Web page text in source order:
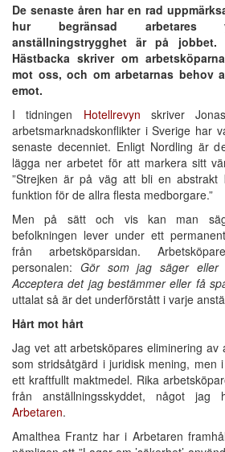
De senaste åren har en rad
hur begränsad arbetares
anställningstrygghet är på jobbet.
Hästbacka skriver om
mot oss, och om arbetarnas behov
emot.
I tidningen Hotellrevyn skriver
arbetsmarknadskonflikter i Sverige har
senaste decenniet. Enligt Nordling är
lägga ner arbetet för att markera sitt
”Strejken är på väg att bli en abstrakt
funktion för de allra flesta medborgare.”
Men på sätt och vis kan man
befolkningen lever under ett
från arbetsköparsidan.
personalen: Gör som jag säger eller
Acceptera det jag bestämmer eller få
uttalat så är det underförstått i varje
Hårt mot hårt
Jag vet att arbetsköpares eliminering av
som stridsåtgärd i juridisk mening, men
ett kraftfullt maktmedel. Rika
från anställningsskyddet, något
Arbetaren.
Amalthea Frantz har i Arbetaren